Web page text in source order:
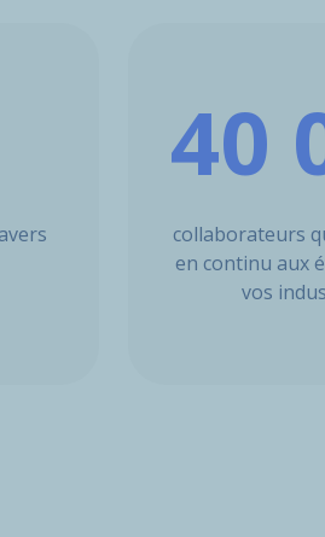
40
collaborateurs
en continu aux
vos